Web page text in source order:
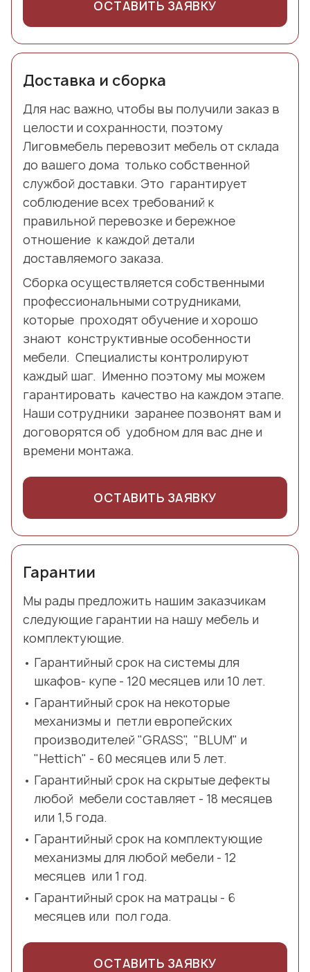
ОСТАВИТЬ ЗАЯВКУ
Доставка и сборка
Для нас важно, чтобы вы получили заказ в
целости и сохранности, поэтому
Лиговмебель перевозит мебель от склада
до вашего дома только собственной
службой доставки. Это гарантирует
соблюдение всех требований к
правильной перевозке и бережное
отношение к каждой детали
доставляемого заказа.
Сборка осуществляется собственными
профессиональными сотрудниками,
которые проходят обучение и хорошо
знают конструктивные особенности
мебели. Специалисты контролируют
каждый шаг. Именно поэтому мы можем
гарантировать качество на каждом этапе.
Наши сотрудники заранее позвонят вам и
договорятся об удобном для вас дне и
времени монтажа.
ОСТАВИТЬ ЗАЯВКУ
Гарантии
Мы рады предложить нашим заказчикам
следующие гарантии на нашу мебель и
комплектующие.
Гарантийный срок на системы для
шкафов- купе - 120 месяцев или 10 лет.
Гарантийный срок на некоторые
механизмы и петли европейских
производителей "GRASS", "BLUM" и
"Hettich" - 60 месяцев или 5 лет.
Гарантийный срок на скрытые дефекты
любой мебели составляет - 18 месяцев
или 1,5 года.
Гарантийный срок на комплектующие
механизмы для любой мебели - 12
месяцев или 1 год.
Гарантийный срок на матрацы - 6
месяцев или пол года.
ОСТАВИТЬ ЗАЯВКУ